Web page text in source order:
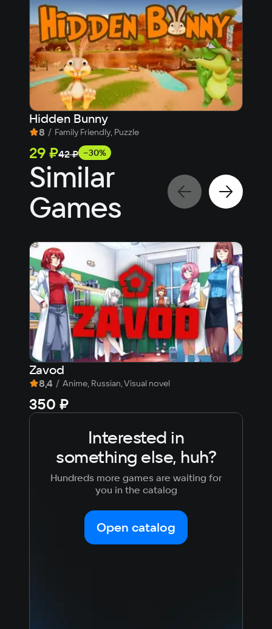
Hidden Bunny
8 / Family Friendly, Puzzle
29 ₽42 ₽ −30%
Similar
Games
Zavod
8,4 / Anime, Russian, Visual novel
350 ₽
Interested in
something else, huh?
Hundreds more games are waiting for
you in the catalog
Open catalog